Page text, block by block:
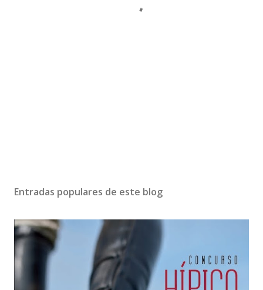
Entradas populares de este blog